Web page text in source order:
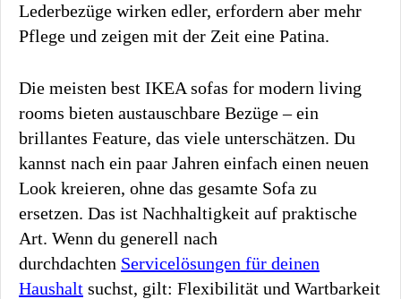
Lederbezüge wirken edler, erfordern aber mehr
Pflege und zeigen mit der Zeit eine Patina.
Die meisten best IKEA sofas for modern living
rooms bieten austauschbare Bezüge – ein
brillantes Feature, das viele unterschätzen. Du
kannst nach ein paar Jahren einfach einen neuen
Look kreieren, ohne das gesamte Sofa zu
ersetzen. Das ist Nachhaltigkeit auf praktische
Art. Wenn du generell nach
durchdachten Servicelösungen für deinen
Haushalt suchst, gilt: Flexibilität und Wartbarkeit